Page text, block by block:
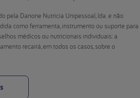
pela Danone Nutricia Unipessoal, lda. e não
como ferramenta, instrumento ou suporte para
médicos ou nutricionais individuais: a
recairá, em todos os casos, sobre o